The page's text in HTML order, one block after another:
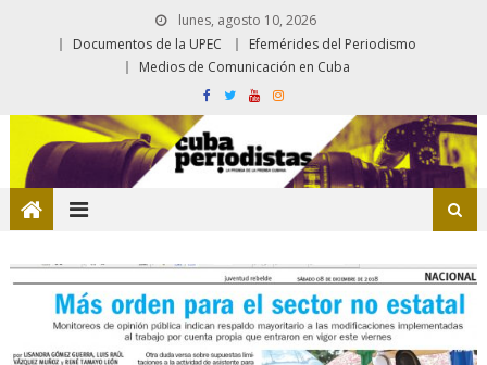
lunes, agosto 10, 2026
Documentos de la UPEC
Efemérides del Periodismo
Medios de Comunicación en Cuba